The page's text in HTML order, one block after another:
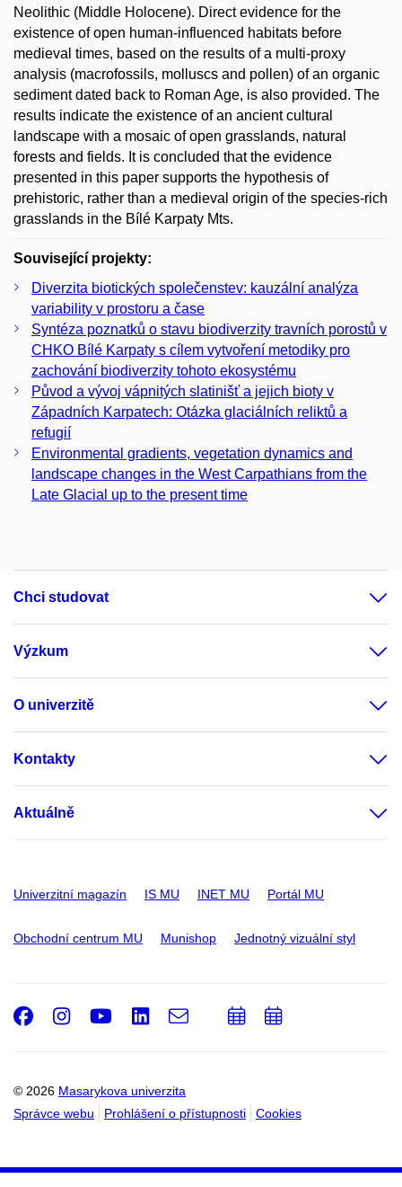
Neolithic (Middle Holocene). Direct evidence for the
existence of open human-influenced habitats before
medieval times, based on the results of a multi-proxy
analysis (macrofossils, molluscs and pollen) of an organic
sediment dated back to Roman Age, is also provided. The
results indicate the existence of an ancient cultural
landscape with a mosaic of open grasslands, natural
forests and fields. It is concluded that the evidence
presented in this paper supports the hypothesis of
prehistoric, rather than a medieval origin of the species-rich
grasslands in the Bílé Karpaty Mts.
Související projekty:
Diverzita biotických společenstev: kauzální analýza
variability v prostoru a čase
Syntéza poznatků o stavu biodiverzity travních porostů v
CHKO Bílé Karpaty s cílem vytvoření metodiky pro
zachování biodiverzity tohoto ekosystému
Původ a vývoj vápnitých slatinišť a jejich bioty v
Západních Karpatech: Otázka glaciálních reliktů a
refugií
Environmental gradients, vegetation dynamics and
landscape changes in the West Carpathians from the
Late Glacial up to the present time
Chci studovat
Výzkum
O univerzitě
Kontakty
Aktuálně
Univerzitní magazín IS MU INET MU Portál MU
Obchodní centrum MU Munishop Jednotný vizuální styl
© 2026 Masarykova univerzita
Správce webu
Prohlášení o přístupnosti Cookies
Facebook
Instagram
Youtube
LinkedIn
e-
Email
PřidatPřidat